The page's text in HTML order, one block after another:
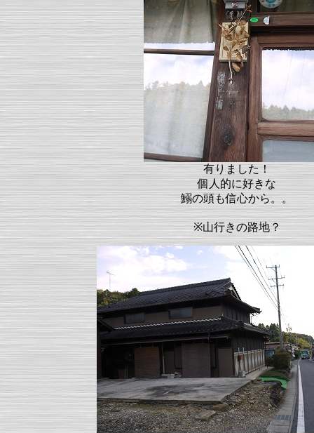
有りました！
個人的に好きな
鰯の頭も信心から。。
※山行きの路地？